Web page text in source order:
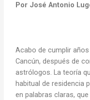
Por José Antonio
Acabo de cumplir
Cancún, después de
astrólogos. La teoría
habitual de residencia
en palabras claras,